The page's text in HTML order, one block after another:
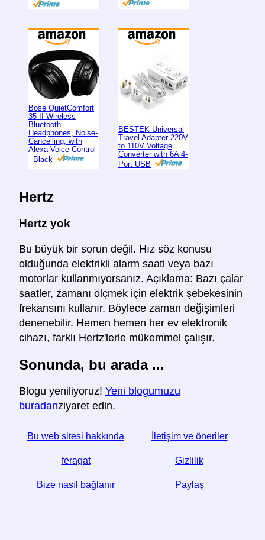
Bose QuietComfort
35 II Wireless
Bluetooth
Headphones, Noise-
Cancelling, with
Alexa Voice Control
- Black
BESTEK Universal
Travel Adapter 220V
to 110V Voltage
Converter with 6A 4-
Port USB
Hertz
Hertz yok
Bu büyük bir sorun değil. Hız söz konusu
olduğunda elektrikli alarm saati veya bazı
motorlar kullanmıyorsanız. Açıklama: Bazı çalar
saatler, zamanı ölçmek için elektrik şebekesinin
frekansını kullanır. Böylece zaman değişimleri
denenebilir. Hemen hemen her ev elektronik
cihazı, farklı Hertz'lerle mükemmel çalışır.
Sonunda, bu arada ...
Blogu yeniliyoruz! Yeni blogumuzu
buradanziyaret edin.
Bu web sitesi hakkında İletişim ve öneriler
feragat Gizlilik
Bize nasıl bağlanır Paylaş